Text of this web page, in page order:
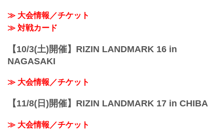
≫ 大会情報／チケット
≫ 対戦カード
【10/3(土)開催】RIZIN LANDMARK 16 in
NAGASAKI
≫ 大会情報／チケット
【11/8(日)開催】RIZIN LANDMARK 17 in CHIBA
≫ 大会情報／チケット